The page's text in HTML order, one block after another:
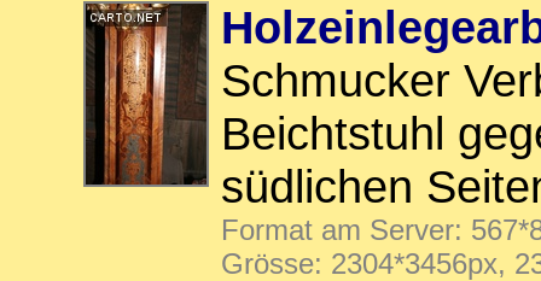
Schmucker
Beichtstuhl
südlichen
Format am Server:
Grösse: 2304*3456px,